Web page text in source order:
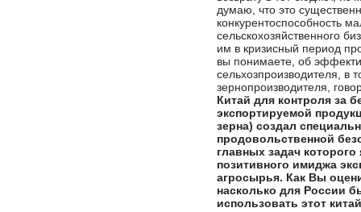
думаю, что это
конкурентоспособность
сельскохозяйственного
им в кризисный период
вы понимаете, об
сельхозпроизводителя, в
зернопроизводителя,
Китай для контроля за
экспортируемой
зерна) создал
продовольственной
главных задач которого
позитивного имиджа
агросырья. Как Вы
насколько для России
использовать этот